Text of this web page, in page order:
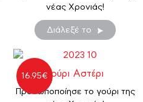
νέας Χρονιάς!
Διάλεξέ το
16.95€γούρι Αστέρι
Προσωποποίησε το γούρι της